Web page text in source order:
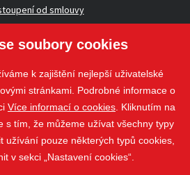
od smlouvy
INFORMACE
poptávka
Whistleblowing
Sledujte nás
soubory cookies
k zajištění nejlepší uživatelské
stránkami. Podrobné informace o
Více informací o cookies . Kliknutím na
s tím, že můžeme užívat všechny typy
užívání pouze některých typů cookies,
v sekci „Nastavení cookies“.